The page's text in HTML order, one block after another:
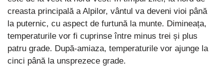
creasta principală a Alpilor, vântul va deveni vioi până
la puternic, cu aspect de furtună la munte. Dimineața,
temperaturile vor fi cuprinse între minus trei și plus
patru grade. După-amiaza, temperaturile vor ajunge la
cinci până la unsprezece grade.